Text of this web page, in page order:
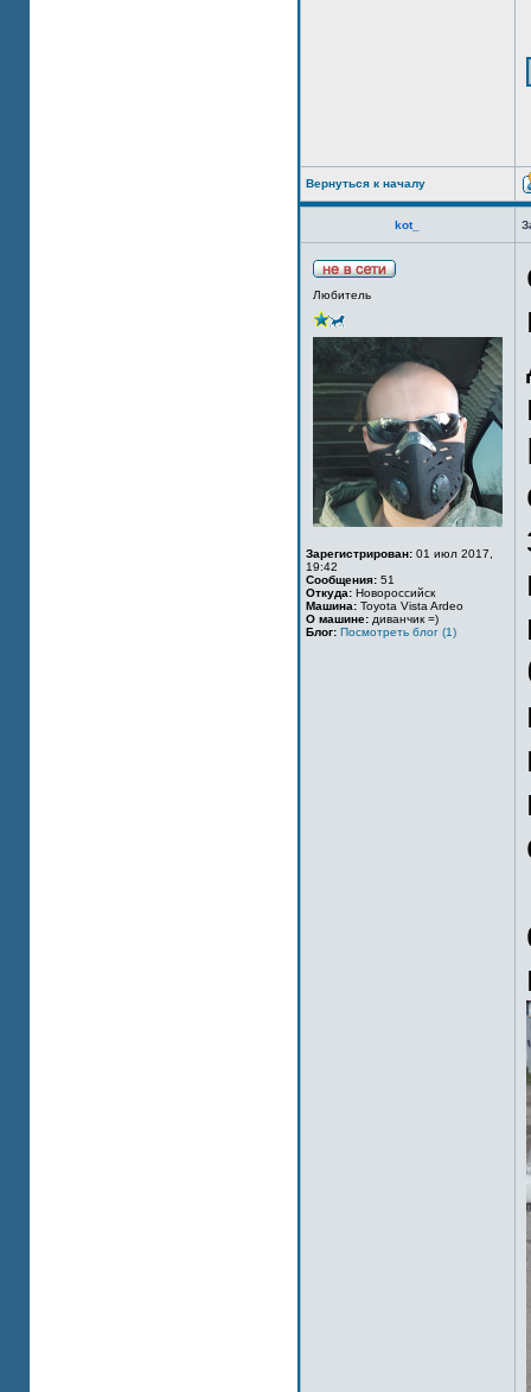
Вернуться к началу
kot_
Любитель
Зарегистрирован: 01 июл 2017,
19:42
Сообщения: 51
Откуда: Новороссийск
Машина: Toyota Vista Ardeo
О машине: диванчик =)
Блог: Посмотреть блог (1)